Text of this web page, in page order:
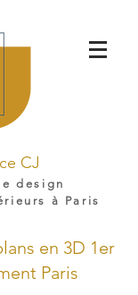
CJ
design
à Paris
en 3D 1er
Paris